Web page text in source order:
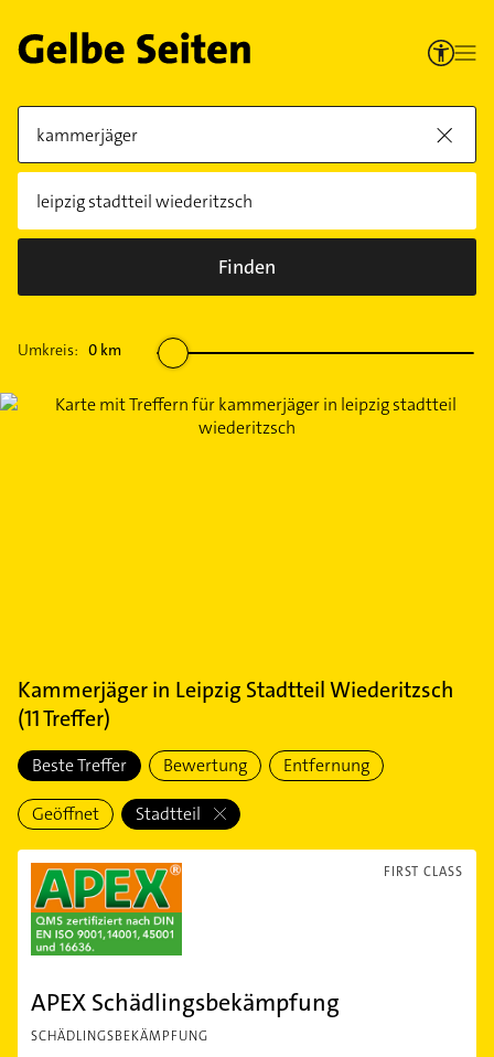
Finden
Umkreis: 0 km
Kammerjägerin Leipzig Stadtteil Wiederitzsch
(11Treffer)
Beste Treffer Bewertung Entfernung
Geöffnet Stadtteil
FIRST CLASS
APEX Schädlingsbekämpfung
SCHÄDLINGSBEKÄMPFUNG